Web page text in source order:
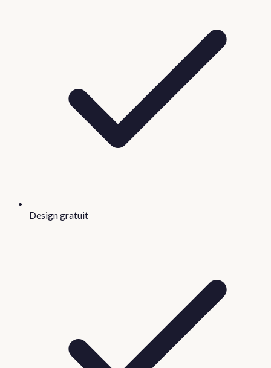
Design gratuit